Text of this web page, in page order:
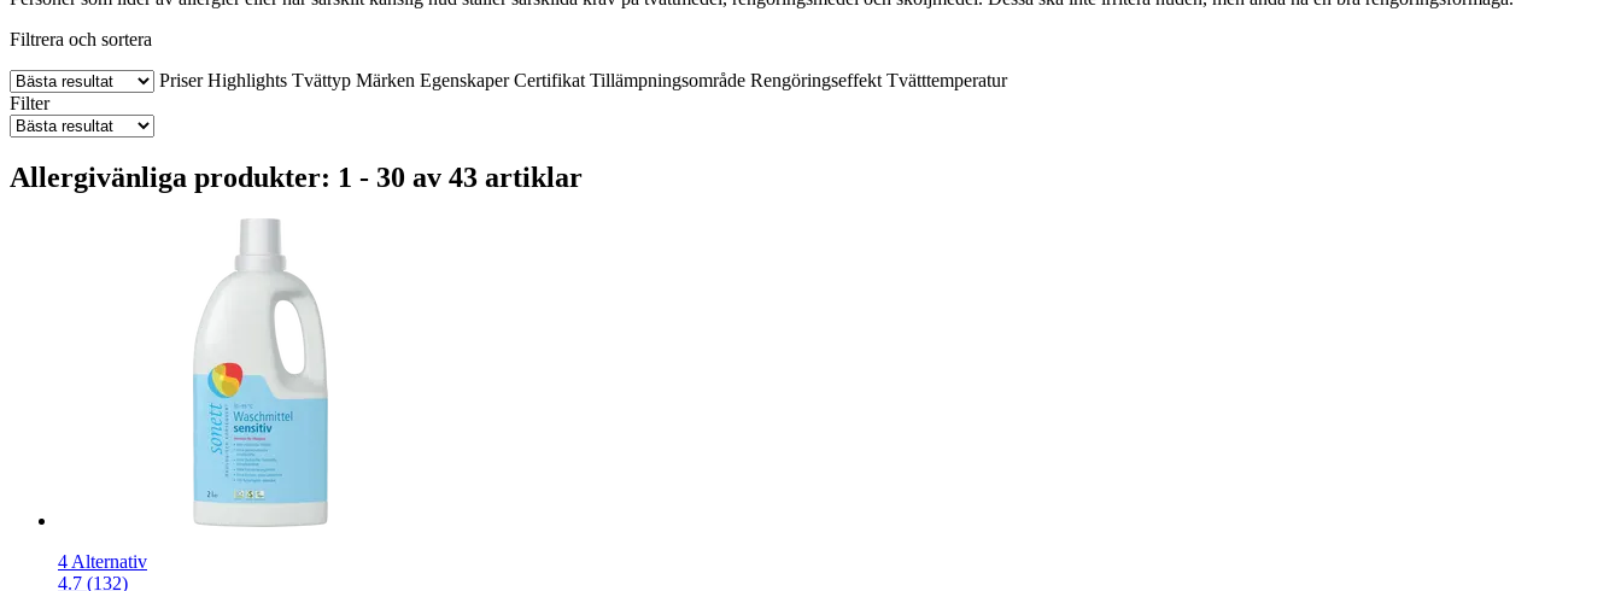
Filtrera och sortera
Priser Highlights Tvättyp Märken Egenskaper Certifikat Tillämpningsområde Rengöringseffekt Tvätttemperatur
Filter
Allergivänliga produkter: 1 - 30 av 43 artiklar
4 Alternativ
4.7 (132)